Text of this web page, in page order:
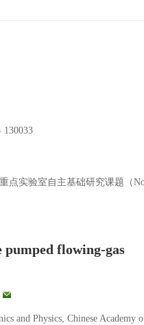
点实验室自主基础研究课题（
flowing-gas
and Physics, Chinese Academy